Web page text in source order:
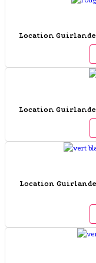
Location Guirlande
Location Guirlande
Location Guirlande